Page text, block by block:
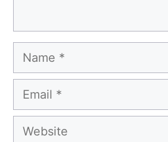
Name
Email
Website